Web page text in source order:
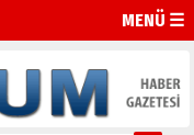
MENÜ ☰